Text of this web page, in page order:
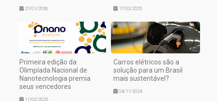
27/01/2026 17/02/2025
Primeira edição da
Olimpíada Nacional de
Nanotecnologia premia
seus vencedores
11/02/2025
Carros elétricos são a
solução para um Brasil
mais sustentável?
04/11/2024